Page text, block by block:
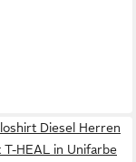
Diesel Herren
T-HEAL in Unifarbe